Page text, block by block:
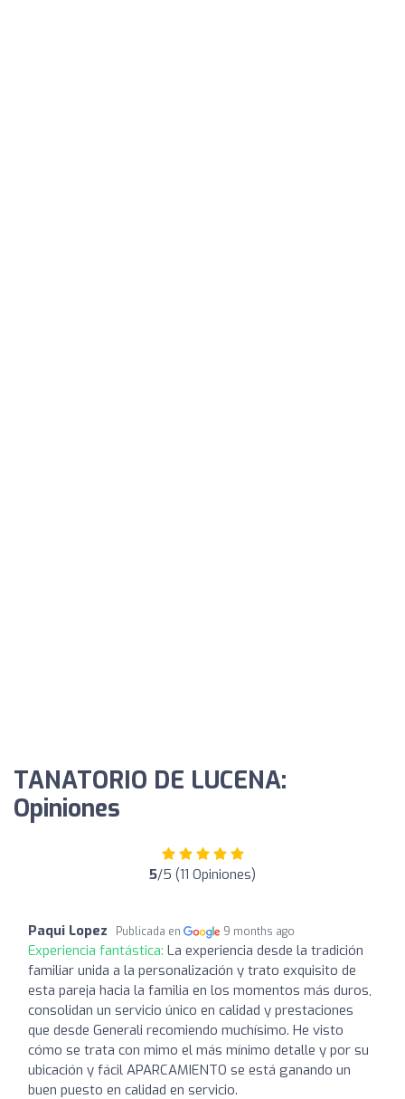
TANATORIO DE LUCENA:
Opiniones
5/5 (11 Opiniones)
Paqui Lopez Publicada en 9 months ago
Experiencia fantástica: La experiencia desde la tradición
familiar unida a la personalización y trato exquisito de
esta pareja hacia la familia en los momentos más duros,
consolidan un servicio único en calidad y prestaciones
que desde Generali recomiendo muchísimo. He visto
cómo se trata con mimo el más mínimo detalle y por su
ubicación y fácil APARCAMIENTO se está ganando un
buen puesto en calidad en servicio.